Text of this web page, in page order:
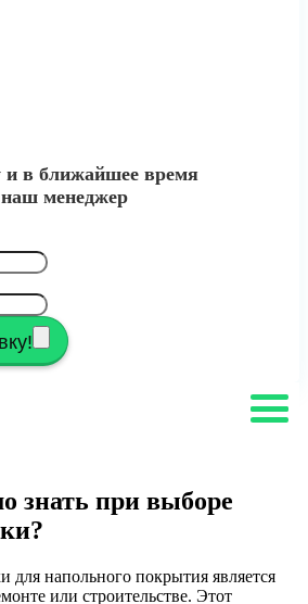
и в ближайшее время
менеджер
знать при выборе
для напольного покрытия является
или строительстве. Этот